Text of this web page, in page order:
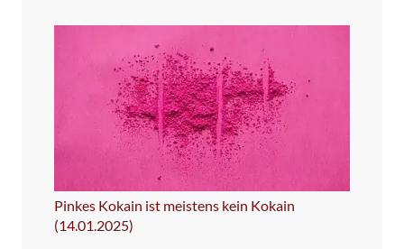
Pinkes Kokain ist meistens kein Kokain
(14.01.2025)